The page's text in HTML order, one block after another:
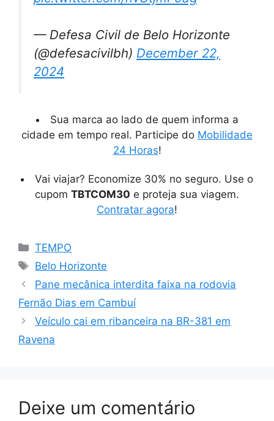
— Defesa Civil de Belo Horizonte
(@defesacivilbh) December 22,
2024
Sua marca ao lado de quem informa a
cidade em tempo real. Participe do Mobilidade
24 Horas!
Vai viajar? Economize 30% no seguro. Use o
cupom TBTCOM30 e proteja sua viagem.
Contratar agora!
Categorias
TEMPO
Tags
Belo Horizonte
Pane mecânica interdita faixa na rodovia
Fernão Dias em Cambuí
Veículo cai em ribanceira na BR-381 em
Ravena
Deixe um comentário